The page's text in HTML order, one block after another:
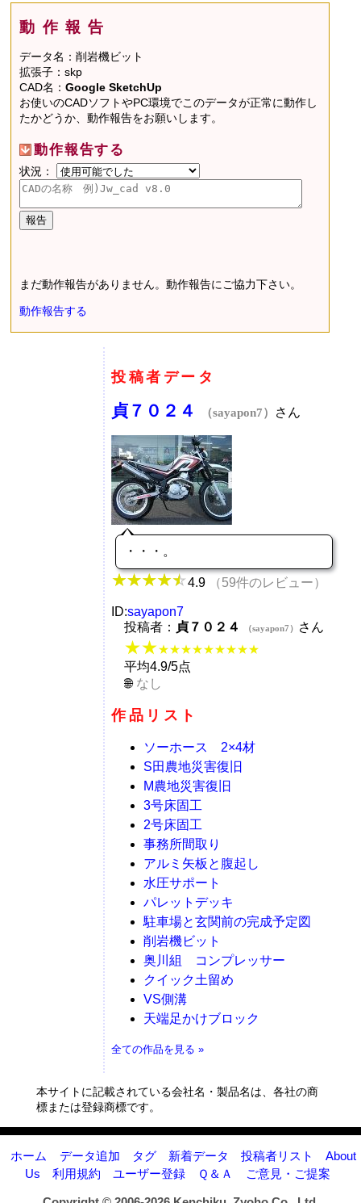
動作報告
データ名：削岩機ビット
拡張子：skp
CAD名：Google SketchUp
お使いのCADソフトやPC環境でこのデータが正常に動作し
たかどうか、動作報告をお願いします。
動作報告する
状況：
まだ動作報告がありません。動作報告にご協力下さい。
動作報告する
投稿者データ
貞７０２４ （sayapon7） さん
・・・。
4.9 （59件のレビュー）
ID:sayapon7
投稿者： 貞７０２４ （sayapon7） さん
★★★★★★★★★★★
平均4.9/5点
なし
作品リスト
ソーホース 2×4材
S田農地災害復旧
M農地災害復旧
3号床固工
2号床固工
事務所間取り
アルミ矢板と腹起し
水圧サポート
パレットデッキ
駐車場と玄関前の完成予定図
削岩機ビット
奥川組 コンプレッサー
クイック土留め
VS側溝
天端足かけブロック
全ての作品を見る »
本サイトに記載されている会社名・製品名は、各社の商
標または登録商標です。
ホーム データ追加 タグ 新着データ 投稿者リスト
About
Us
利用規約 ユーザー登録 Ｑ＆Ａ ご意見・ご提案